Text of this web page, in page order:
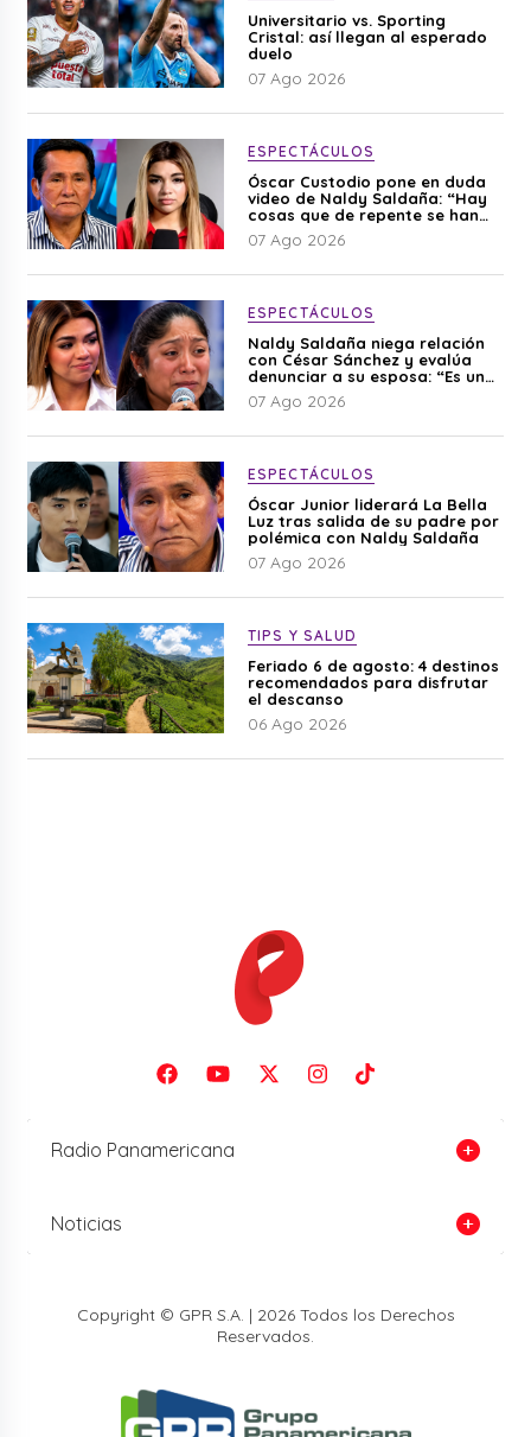
Universitario vs. Sporting
Cristal: así llegan al esperado
duelo
07 Ago 2026
ESPECTÁCULOS
Óscar Custodio pone en duda
video de Naldy Saldaña: “Hay
cosas que de repente se han
editado”
07 Ago 2026
ESPECTÁCULOS
Naldy Saldaña niega relación
con César Sánchez y evalúa
denunciar a su esposa: “Es una
difamación”
07 Ago 2026
ESPECTÁCULOS
Óscar Junior liderará La Bella
Luz tras salida de su padre por
polémica con Naldy Saldaña
07 Ago 2026
TIPS Y SALUD
Feriado 6 de agosto: 4 destinos
recomendados para disfrutar
el descanso
06 Ago 2026
Radio Panamericana
Noticias
Copyright © GPR S.A. | 2026 Todos los Derechos
Reservados.